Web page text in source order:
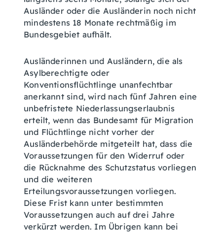
Ausländer oder die Ausländerin noch nicht
mindestens 18 Monate rechtmäßig im
Bundesgebiet aufhält.
Ausländerinnen und Ausländern, die als
Asylberechtigte oder
Konventionsflüchtlinge unanfechtbar
anerkannt sind, wird nach fünf Jahren eine
unbefristete Niederlassungserlaubnis
erteilt, wenn das Bundesamt für Migration
und Flüchtlinge nicht vorher der
Ausländerbehörde mitgeteilt hat, dass die
Voraussetzungen für den Widerruf oder
die Rücknahme des Schutzstatus vorliegen
und die weiteren
Erteilungsvoraussetzungen vorliegen.
Diese Frist kann unter bestimmten
Voraussetzungen auch auf drei Jahre
verkürzt werden. Im Übrigen kann bei